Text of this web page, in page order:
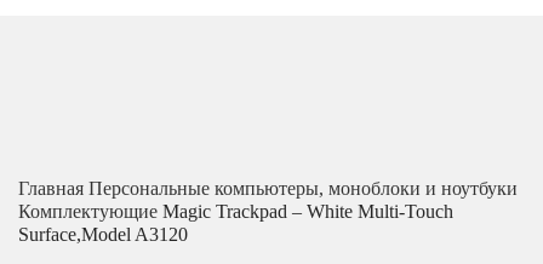
Главная Персональные компьютеры, моноблоки и ноутбуки
Комплектующие Magic Trackpad – White Multi-Touch
Surface,Model A3120